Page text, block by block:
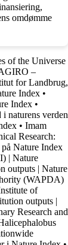
omdømme
of the Universe
–
for Landbrug,
Index •
Index •
naturens verden
• Imam
Research:
Nature Index
| Nature
outputs | Nature
(WAPDA)
of
outputs |
Research and